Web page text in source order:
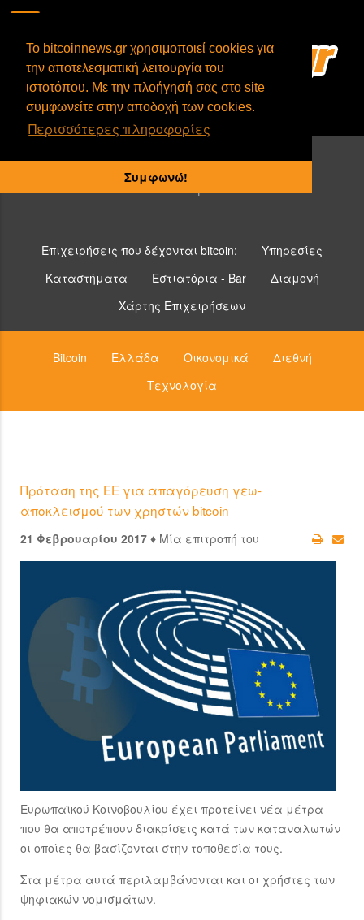
To bitcoinnews.gr χρησιμοποιεί cookies για
την αποτελεσματική λειτουργία του
ιστοτόπου. Με την πλοήγησή σας στο site
συμφωνείτε στην αποδοχή των cookies.
Περισσότερες πληροφορίες
Συμφωνώ!
Ευρωπαϊκή Ένωση
Νέα από την ΕΕ
Επιχειρήσεις που δέχονται bitcoin:
Υπηρεσίες
Καταστήματα
Εστιατόρια - Bar
Διαμονή
Χάρτης Επιχειρήσεων
Bitcoin Ελλάδα Οικονομικά
Διεθνή
Τεχνολογία
Πρόταση της ΕΕ για απαγόρευση γεω-
αποκλεισμού των χρηστών bitcoin
21 Φεβρουαρίου 2017 ♦ Μία επιτροπή του
Ευρωπαϊκού Κοινοβουλίου έχει προτείνει νέα μέτρα
που θα αποτρέπουν διακρίσεις κατά των καταναλωτών
οι οποίες θα βασίζονται στην τοποθεσία τους.
Στα μέτρα αυτά περιλαμβάνονται και οι χρήστες των
ψηφιακών νομισμάτων.